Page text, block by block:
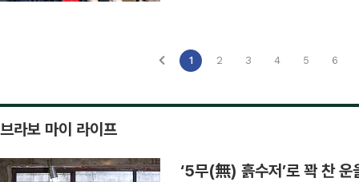
1 2 3 4 5 6
브라보 마이 라이프
‘5무(無) 흙수저’로 꽉 찬 운